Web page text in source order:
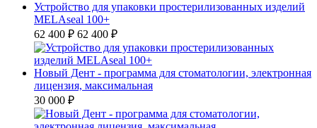
Устройство для упаковки простерилизованных изделий
MELAseal 100+
62 400 ₽ 62 400 ₽
Новый Дент - программа для стоматологии, электронная
лицензия, максимальная
30 000 ₽